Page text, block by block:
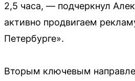
2,5 часа, — подчеркнул
активно продвигаем
Петербурге».
Вторым ключевым